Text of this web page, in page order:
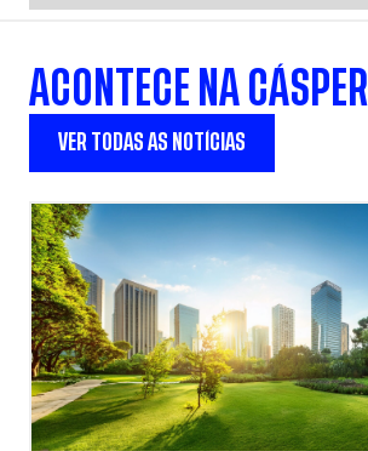
ACONTECE NA CÁSPER
VER TODAS AS NOTÍCIAS